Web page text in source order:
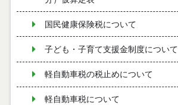
国民健康保険税について
子ども・子育て支援金制度について
軽自動車税の税止めについて
軽自動車税について